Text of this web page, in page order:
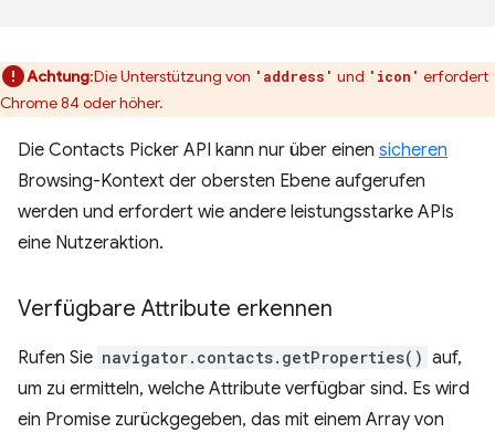
Achtung:Die Unterstützung von 'address' und 'icon' erfordert
Chrome 84 oder höher.
Die Contacts Picker API kann nur über einen sicheren
Browsing-Kontext der obersten Ebene aufgerufen
werden und erfordert wie andere leistungsstarke APIs
eine Nutzeraktion.
Verfügbare Attribute erkennen
Rufen Sie navigator.contacts.getProperties() auf,
um zu ermitteln, welche Attribute verfügbar sind. Es wird
ein Promise zurückgegeben, das mit einem Array von